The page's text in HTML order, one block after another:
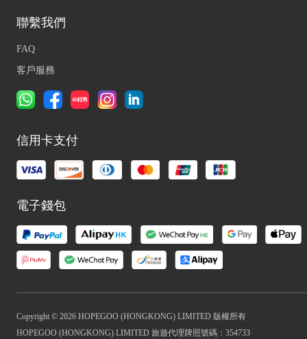
聯繫我們
FAQ
客戶服務
信用卡支付
電子錢包
Copyright © 2026 HOPEGOO (HONGKONG) LIMITED 版權所有
HOPEGOO (HONGKONG) LIMITED 旅遊代理牌照號碼：354733